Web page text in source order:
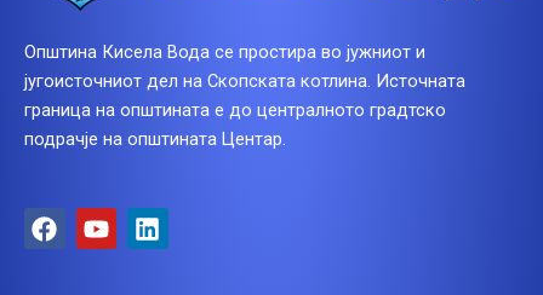
Општина Кисела Вода се простира во јужниот и
југоисточниот дел на Скопската котлина. Источната
граница на општината е до централното градтско
подрачје на општината Центар.
F
a
Y
o
L
i